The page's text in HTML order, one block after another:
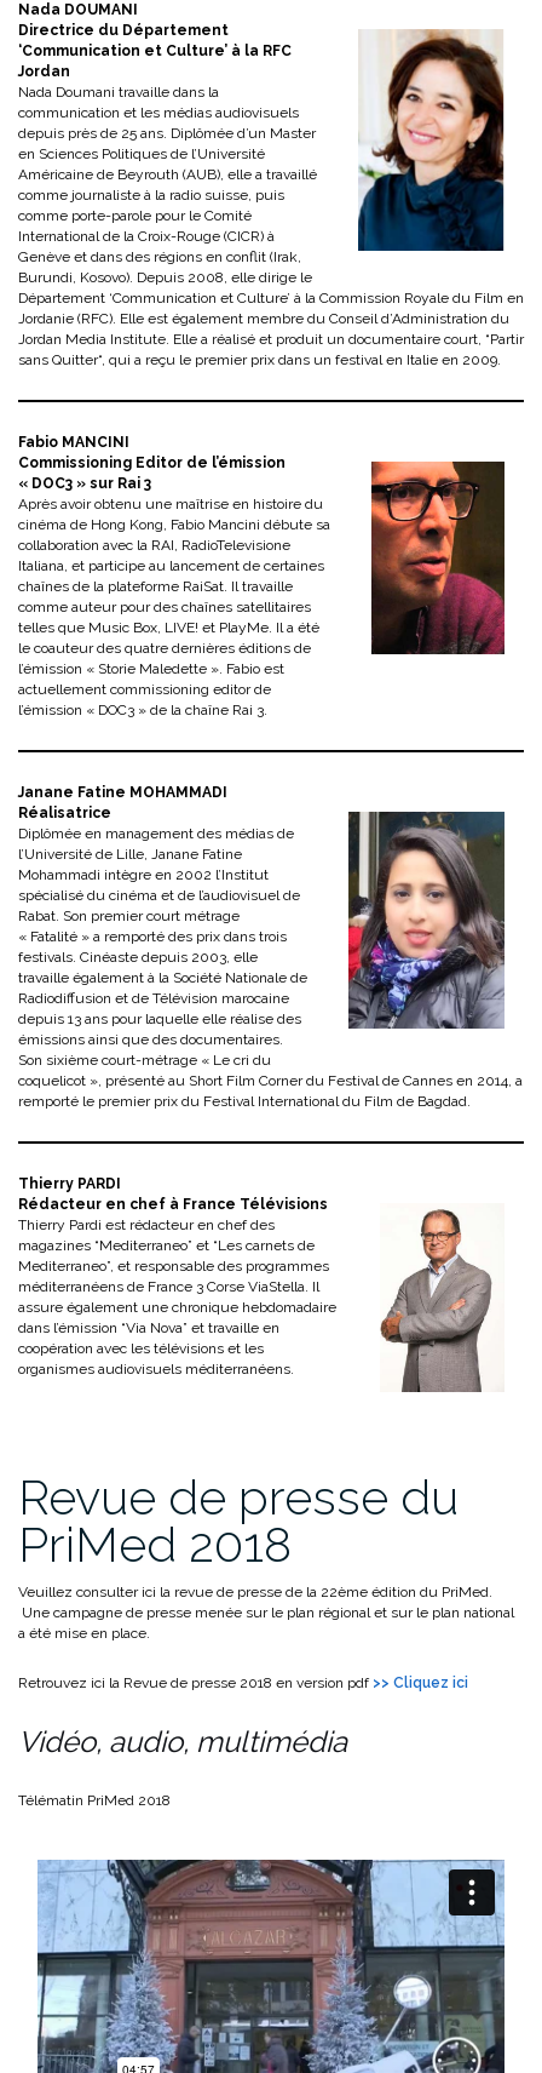
Nada DOUMANI
Directrice du Département
‘Communication et Culture’ à la RFC
Jordan
Nada Doumani travaille dans la
communication et les médias audiovisuels
depuis près de 25 ans. Diplômée d’un Master
en Sciences Politiques de l’Université
Américaine de Beyrouth (AUB), elle a travaillé
comme journaliste à la radio suisse, puis
comme porte-parole pour le Comité
International de la Croix-Rouge (CICR) à
Genève et dans des régions en conflit (Irak,
Burundi, Kosovo). Depuis 2008, elle dirige le
Département ‘Communication et Culture’ à la Commission Royale du Film en
Jordanie (RFC). Elle est également membre du Conseil d’Administration du
Jordan Media Institute. Elle a réalisé et produit un documentaire court, “Partir
sans Quitter“, qui a reçu le premier prix dans un festival en Italie en 2009.
Fabio MANCINI
Commissioning Editor de l’émission
« DOC3 » sur Rai 3
Après avoir obtenu une maîtrise en histoire du
cinéma de Hong Kong, Fabio Mancini débute sa
collaboration avec la RAI, RadioTelevisione
Italiana, et participe au lancement de certaines
chaînes de la plateforme RaiSat. Il travaille
comme auteur pour des chaînes satellitaires
telles que Music Box, LIVE! et PlayMe. Il a été
le coauteur des quatre dernières éditions de
l’émission « Storie Maledette ». Fabio est
actuellement commissioning editor de
l’émission « DOC3 » de la chaîne Rai 3.
Janane Fatine MOHAMMADI
Réalisatrice
Diplômée en management des médias de
l’Université de Lille, Janane Fatine
Mohammadi intègre en 2002 l’Institut
spécialisé du cinéma et de l’audiovisuel de
Rabat. Son premier court métrage
« Fatalité » a remporté des prix dans trois
festivals. Cinéaste depuis 2003, elle
travaille également à la Société Nationale de
Radiodiffusion et de Télévision marocaine
depuis 13 ans pour laquelle elle réalise des
émissions ainsi que des documentaires.
Son sixième court-métrage « Le cri du
coquelicot », présenté au Short Film Corner du Festival de Cannes en 2014, a
remporté le premier prix du Festival International du Film de Bagdad.
Thierry PARDI
Rédacteur en chef à France Télévisions
Thierry Pardi est rédacteur en chef des
magazines “Mediterraneo” et “Les carnets de
Mediterraneo”, et responsable des programmes
méditerranéens de France 3 Corse ViaStella. Il
assure également une chronique hebdomadaire
dans l’émission “Via Nova” et travaille en
coopération avec les télévisions et les
organismes audiovisuels méditerranéens.
Revue de presse du
PriMed 2018
Veuillez consulter ici la revue de presse de la 22ème édition du PriMed.
Une campagne de presse menée sur le plan régional et sur le plan national
a été mise en place.
Retrouvez ici la Revue de presse 2018 en version pdf >> Cliquez ici
Vidéo, audio, multimédia
Télématin PriMed 2018